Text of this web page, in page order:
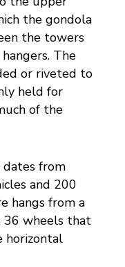
the gondola
the towers
The
or riveted to
held for
of the
dates from
and 200
hangs from a
wheels that
horizontal